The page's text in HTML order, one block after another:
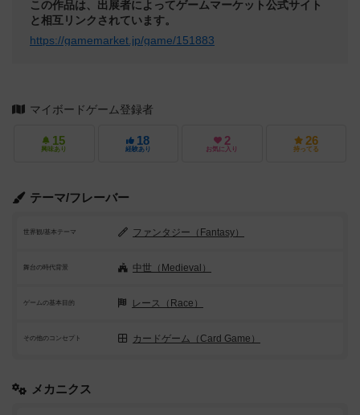
この作品は、出展者によってゲームマーケット公式サイト
と相互リンクされています。
https://gamemarket.jp/game/151883
マイボードゲーム登録者
15
興味あり
18
経験あり
2
お気に入り
26
持ってる
テーマ/フレーバー
世界観/基本テーマ ファンタジー（Fantasy）
舞台の時代背景 中世（Medieval）
ゲームの基本目的 レース（Race）
その他のコンセプト カードゲーム（Card Game）
メカニクス